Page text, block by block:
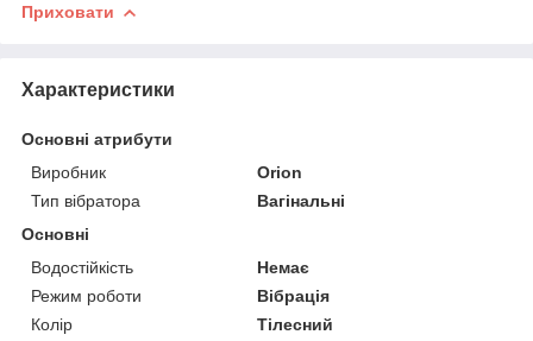
Приховати
Характеристики
Основні атрибути
Виробник
Orion
Тип вібратора
Вагінальні
Основні
Водостійкість
Немає
Режим роботи
Вібрація
Колір
Тілесний